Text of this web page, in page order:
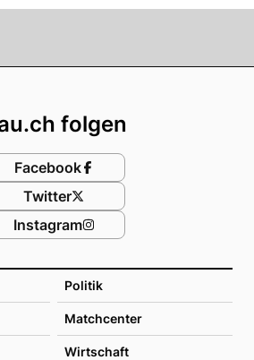
Politik
Matchcenter
Wirtschaft
folgen
Facebook
Twitter
Instagram